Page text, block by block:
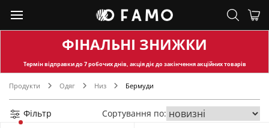
ФІНАЛЬНІ ЗНИЖКИ
Термін відправкидо 7 робочих днів, акція діє до закінчення акційних товарів
Продукти Одяг Низ Бермуди
Фільтр
Сортування по: